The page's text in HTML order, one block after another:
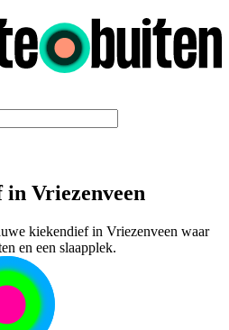
Vriezenveen
kiekendief in Vriezenveen waar
en een slaapplek.